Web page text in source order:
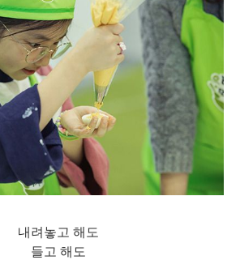
내려놓고 해도
들고 해도